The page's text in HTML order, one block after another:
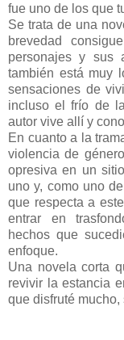
fue uno de los que
Se trata de una
brevedad
personajes y sus
también está muy
sensaciones de
incluso el frío de
autor vive allí y
En cuanto a la
violencia de
opresiva en un
uno y, como uno
que respecta a
entrar en
hechos que
enfoque.
Una novela corta
revivir la estancia
que disfruté